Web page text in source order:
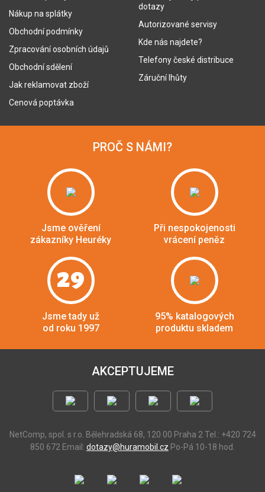
Nákup na splátky
Obchodní podmínky
Zpracování osobních údajů
Obchodní sdělení
Jak reklamovat zboží
Cenová poptávka
dotazy
Autorizované servisy
Kde nás najdete?
Telefony české distribuce
Záruční lhůty
PROČ S NÁMI?
Jsme ověření
zákazníky Heuréky
Při nespokojenosti
vrácení peněz
29
Jsme tady už
od roku 1997
95% katalogových
produktu skladem
AKCEPTUJEME
NetComp, spol. s r.o. Bělehradská 68, 120 00 Praha 2 Tel.: +420 724
850 672 Email: dotazy@huramobil.cz Po-Pá 10-18 hod.